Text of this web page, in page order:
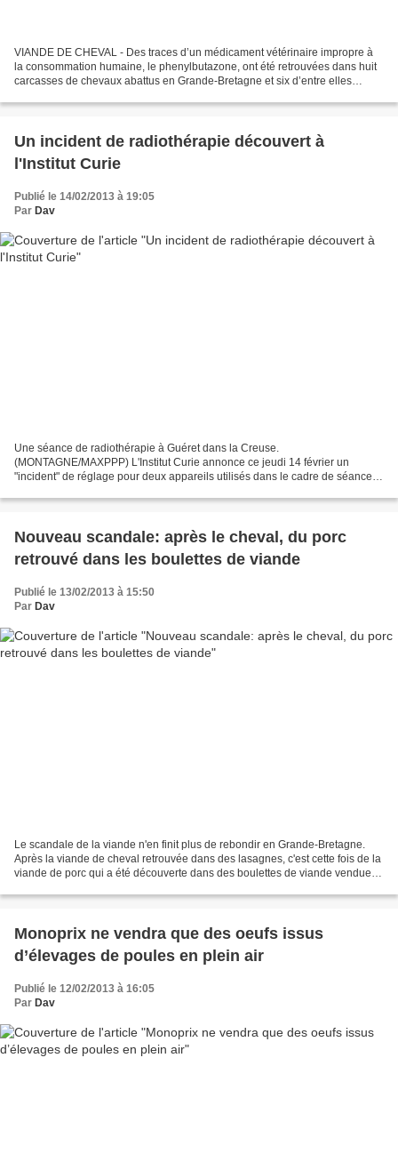
VIANDE DE CHEVAL - Des traces d’un médicament vétérinaire impropre à
la consommation humaine, le phenylbutazone, ont été retrouvées dans huit
carcasses de chevaux abattus en Grande-Bretagne et six d’entre elles
Un incident de radiothérapie découvert à
l'Institut Curie
Publié le 14/02/2013 à 19:05
Par Dav
Une séance de radiothérapie à Guéret dans la Creuse.
(MONTAGNE/MAXPPP) L'Institut Curie annonce ce jeudi 14 février un
"incident" de réglage pour deux appareils utilisés dans le cadre de séances
Nouveau scandale: après le cheval, du porc
retrouvé dans les boulettes de viande
Publié le 13/02/2013 à 15:50
Par Dav
Le scandale de la viande n'en finit plus de rebondir en Grande-Bretagne.
Après la viande de cheval retrouvée dans des lasagnes, c'est cette fois de la
viande de porc qui a été découverte dans des boulettes de viande vendues
Monoprix ne vendra que des oeufs issus
d’élevages de poules en plein air
Publié le 12/02/2013 à 16:05
Par Dav